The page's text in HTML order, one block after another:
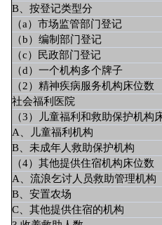
B、按登记类型分
（a）市场监管部门登记
（b）编制部门登记
（c）民政部门登记
（d）一个机构多个牌子
（2）精神疾病服务机构床位数
社会福利医院
（3）儿童福利和救助保护机构
A、儿童福利机构
B、未成年人救助保护机构
（4）其他提供住宿机构床位数
A、流浪乞讨人员救助管理机构
B、安置农场
C、其他提供住宿的机构